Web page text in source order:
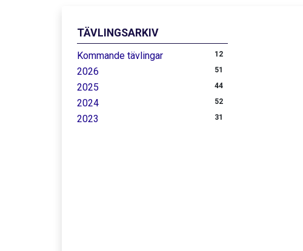
TÄVLINGSARKIV
Kommande tävlingar 12
2026 51
2025 44
2024 52
2023 31